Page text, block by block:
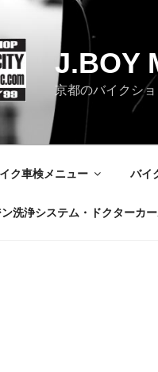
J.BOY
京都のバイクシ
ク車検メニュー バイ
洗浄システム・ドクターカ